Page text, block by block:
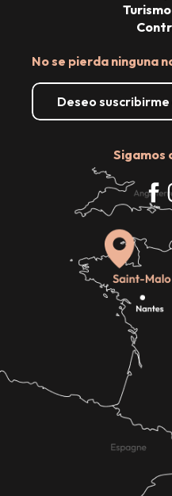
No se pierda ninguna
Deseo
Sigamos